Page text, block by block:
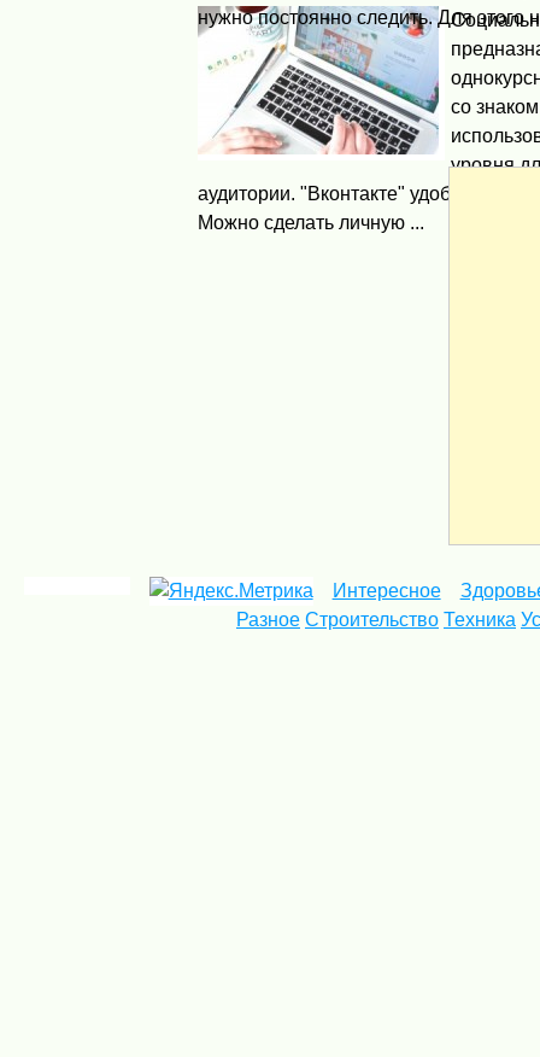
нужно постоянно следить. Для этого
со
уровня
аудитории. "Вконтакте" удобен для
Можно сделать личную ...
Интересное
Разное Строительство Техника